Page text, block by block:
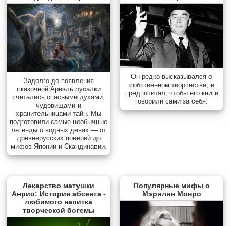
Задолго до появления
сказочной Ариэль русалки
считались опасными духами,
чудовищами и
хранительницами тайн. Мы
подготовили самые необычные
легенды о водных девах — от
древнерусских поверий до
мифов Японии и Скандинавии.
Он редко высказывался о
собственном творчестве, и
предпочитал, чтобы его книги
говорили сами за себя.
Лекарство матушки
Анрио: История абсента -
любимого напитка
творческой богемы
Популярные мифы о
Мэрилин Монро